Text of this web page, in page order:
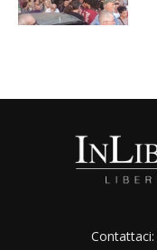
Contattaci: